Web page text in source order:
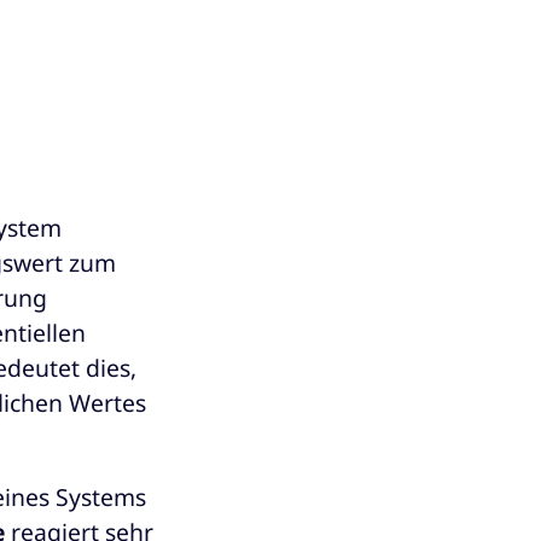
zum
dies,
Wertes
Systems
reagiert sehr